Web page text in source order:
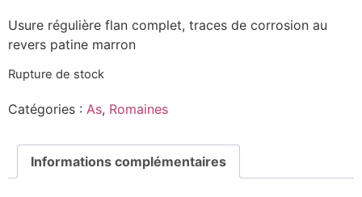
Usure régulière flan complet, traces de corrosion au
revers patine marron
Rupture de stock
Catégories : As, Romaines
Informations complémentaires